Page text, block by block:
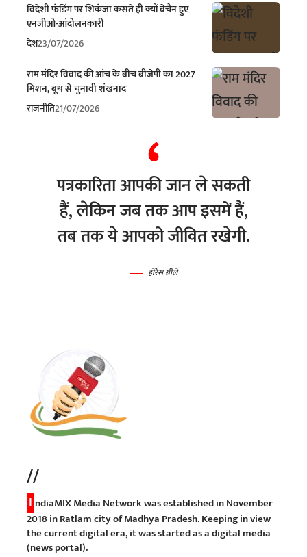
विदेशी फंडिंग पर शिकंजा कसते ही क्यों बेचैन हुए
एनजीओ-आंदोलनकारी
देश23/07/2026
राम मंदिर विवाद की आंच के बीच बीजेपी का 2027
मिशन, बूथ से चुनावी शंखनाद
राजनीति21/07/2026
पत्रकारिता आपकी जान ले सकती
हैं, लेकिन जब तक आप इसमें हैं,
तब तक ये आपको जीवित रखेगी.
होरेस ग्रीले
//
I ndiaMIX Media Network was established in November
2018 in Ratlam city of Madhya Pradesh. Keeping in view
the current digital era, it was started as a digital media
(news portal).